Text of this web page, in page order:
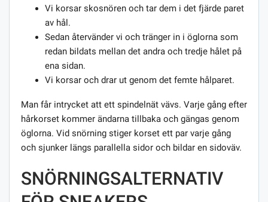
Vi korsar skosnören och tar dem i det fjärde paret
av hål.
Sedan återvänder vi och tränger in i öglorna som
redan bildats mellan det andra och tredje hålet på
ena sidan.
Vi korsar och drar ut genom det femte hålparet.
Man får intrycket att ett spindelnät vävs. Varje gång efter
hårkorset kommer ändarna tillbaka och gängas genom
öglorna. Vid snörning stiger korset ett par varje gång
och sjunker längs parallella sidor och bildar en sidoväv.
SNÖRNINGSALTERNATIV